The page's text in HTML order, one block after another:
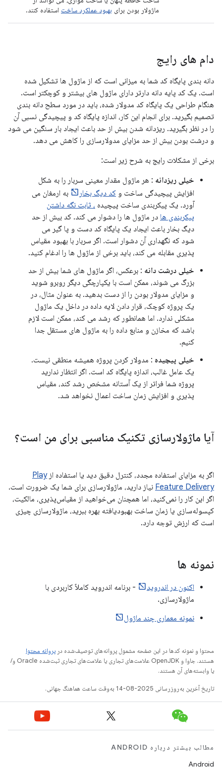
ماژولار بودن برای بهبود عملکرد ساخت استفاده کنند.
دام های رایج
دانه بندی پایگاه کد شما به میزانی است که از ماژول ها تشکیل شده
است. یک کد پایه دانه دارتر دارای ماژول های بیشتر و کوچکتر است.
هنگام طراحی یک پایگاه کد مدولار شده، باید در مورد سطح دانه بندی
تصمیم بگیرید. برای انجام این کار، اندازه پایگاه کد و پیچیدگی نسبی آن
را در نظر بگیرید. ریزدانه شدن بیش از حد باعث ایجاد بار سنگین می شود
و درشت بودن بیش از حد مزایای مدولارسازی را کاهش می دهد.
برخی از مشکلات رایج به شرح زیر است:
خیلی ریزدانه : هر ماژول مقدار معینی سربار را به شکل
افزایش پیچیدگی ساخت و کد دیگ بخار
به ارمغان می
آورد. یک پیکربندی ساخت پیچیده ، ثابت نگه داشتن
پیکربندی ها در ماژول ها را دشوار می کند. کد بیش از حد
دیگ بخار باعث ایجاد یک پایگاه کد دست و پا گیر می
شود که نگهداری آن دشوار است. اگر سربار با بهبود مقیاس
پذیری مقابله می کند، باید برخی از ماژول ها را ادغام کنید.
خیلی درشت دانه : برعکس، اگر ماژول های شما بیش از حد
بزرگ می شوند، ممکن است با یکپارچگی دیگر روبرو شوید
و مزایای مدولار بودن را از دست بدهید. به عنوان مثال، در
یک پروژه کوچک، قرار دادن لایه داده در داخل یک ماژول
مشکلی ندارد. اما همانطور که رشد می کند، ممکن است لازم
باشد که مخازن و منابع داده را به ماژول های مستقل جدا
کنیم.
خیلی پیچیده : مدولار کردن پروژه همیشه منطقی نیست.
یک عامل غالب، اندازه پایگاه کد است. اگر انتظار ندارید
پروژه شما فراتر از یک آستانه مشخص رشد کند، مقیاس
پذیری و افزایش زمان ساخت اعمال نخواهد شد.
آیا ماژولارسازی تکنیک مناسبی برای من است؟
اگر به مزایای استفاده مجدد، کنترل دقیق دید یا استفاده ازPlay
Feature Delivery نیاز دارید، ماژولارسازی برای شما یک ضرورت است.
اگر این کار را نمی‌کنید، اما همچنان می‌خواهید از مقیاس‌پذیری، مالکیت،
کپسوله‌سازی یا زمان ساخت بهبودیافته بهره ببرید، ماژولارسازی چیزی
است که ارزش توجه دارد.
نمونه ها
اکنون در اندروید
- برنامه اندروید کاملاً کاربردی با
ماژولارسازی.
نمونه معماری چند ماژول
محتوا و نمونه کدها در این صفحه مشمول پروانه‌های توصیف‌شده در پروانه محتوا
هستند. جاوا و OpenJDK علامت‌های تجاری یا علامت‌های تجاری ثبت‌شده Oracle و/
یا وابسته‌های آن هستند.
تاریخ آخرین به‌روزرسانی 2025-08-14 به‌وقت ساعت هماهنگ جهانی.
مطالب بیشتر درباره ANDROID
Android